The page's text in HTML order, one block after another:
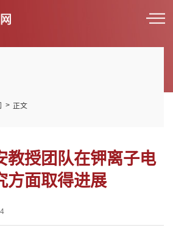
> 正文
教授团队在钾离子电
方面取得进展